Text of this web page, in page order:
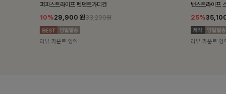
밴스트라이프 스트링원피스
25%35,100 원46,800원
리뷰 카운트 영역
[5천장돌파/
10%
리뷰 카운트 영